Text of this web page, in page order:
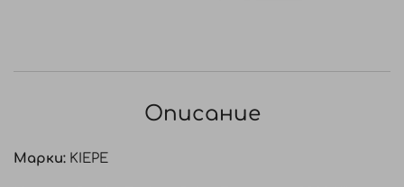
Описание
Марки: KIEPE